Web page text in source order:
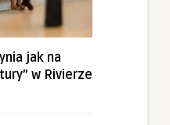
jak na
w Rivierze